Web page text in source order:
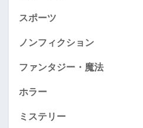
スポーツ
ノンフィクション
ファンタジー・魔法
ホラー
ミステリー